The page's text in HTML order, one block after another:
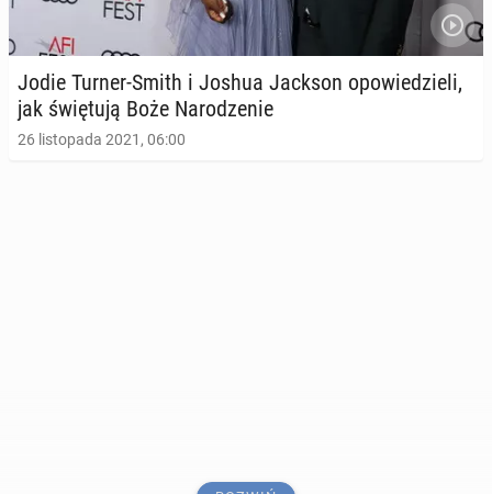
Jodie Turner-Smith i Joshua Jackson opo­wie­dzie­li,
jak świę­tu­ją Boże Na­ro­dze­nie
26 listopada 2021, 06:00